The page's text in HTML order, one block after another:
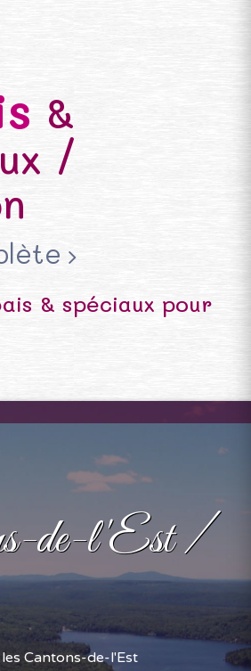
&
/
& spéciaux pour
de-l'Est /
Cantons-de-l'Est